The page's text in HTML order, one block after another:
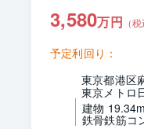
3,580万円 （税
予定利回り：
東京都港区
東京メトロ
建物 19.34m
鉄骨鉄筋コ